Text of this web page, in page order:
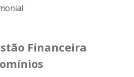
Financeira